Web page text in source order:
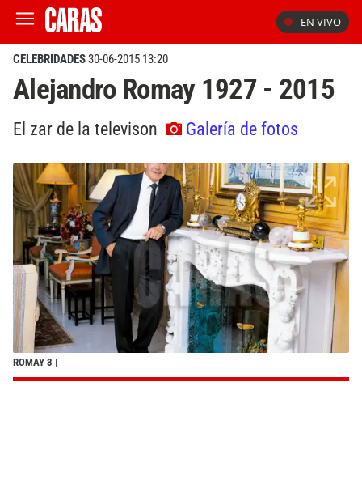
EN VIVO
CELEBRIDADES30-06-2015 13:20
Alejandro Romay 1927 - 2015
El zar de la televison Galería de fotos
ROMAY 3 |